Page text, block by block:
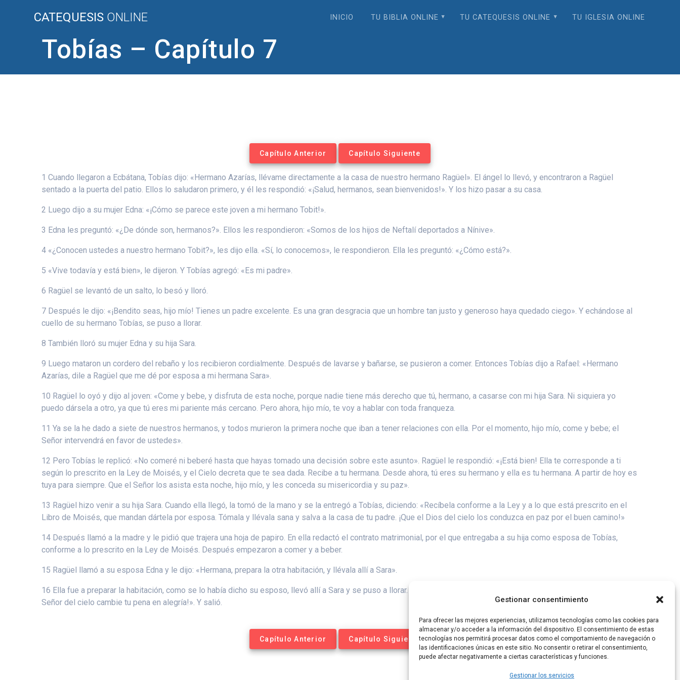
Gestionar consentimiento
Para ofrecer las mejores experiencias, utilizamos tecnologías como las cookies para
almacenar y/o acceder a la información del dispositivo. El consentimiento de estas
tecnologías nos permitirá procesar datos como el comportamiento de navegación o
las identificaciones únicas en este sitio. No consentir o retirar el consentimiento,
puede afectar negativamente a ciertas características y funciones.
Gestionar los servicios
CATEQUESIS ONLINE INICIO TU BIBLIA ONLINE TU CATEQUESIS ONLINE TU IGLESIA ONLINE
Tobías – Capítulo 7
Capítulo Anterior Capítulo Siguiente
1 Cuando llegaron a Ecbátana, Tobías dijo: «Hermano Azarías, llévame directamente a la casa de nuestro hermano Ragüel». El ángel lo llevó, y encontraron a Ragüel
sentado a la puerta del patio. Ellos lo saludaron primero, y él les respondió: «¡Salud, hermanos, sean bienvenidos!». Y los hizo pasar a su casa.
2 Luego dijo a su mujer Edna: «¡Cómo se parece este joven a mi hermano Tobit!».
3 Edna les preguntó: «¿De dónde son, hermanos?». Ellos les respondieron: «Somos de los hijos de Neftalí deportados a Nínive».
4 «¿Conocen ustedes a nuestro hermano Tobit?», les dijo ella. «Sí, lo conocemos», le respondieron. Ella les preguntó: «¿Cómo está?».
5 «Vive todavía y está bien», le dijeron. Y Tobías agregó: «Es mi padre».
6 Ragüel se levantó de un salto, lo besó y lloró.
7 Después le dijo: «¡Bendito seas, hijo mío! Tienes un padre excelente. Es una gran desgracia que un hombre tan justo y generoso haya quedado ciego». Y echándose al
cuello de su hermano Tobías, se puso a llorar.
8 También lloró su mujer Edna y su hija Sara.
9 Luego mataron un cordero del rebaño y los recibieron cordialmente. Después de lavarse y bañarse, se pusieron a comer. Entonces Tobías dijo a Rafael: «Hermano
Azarías, dile a Ragüel que me dé por esposa a mi hermana Sara».
10 Ragüel lo oyó y dijo al joven: «Come y bebe, y disfruta de esta noche, porque nadie tiene más derecho que tú, hermano, a casarse con mi hija Sara. Ni siquiera yo
puedo dársela a otro, ya que tú eres mi pariente más cercano. Pero ahora, hijo mío, te voy a hablar con toda franqueza.
11 Ya se la he dado a siete de nuestros hermanos, y todos murieron la primera noche que iban a tener relaciones con ella. Por el momento, hijo mío, come y bebe; el
Señor intervendrá en favor de ustedes».
12 Pero Tobías le replicó: «No comeré ni beberé hasta que hayas tomado una decisión sobre este asunto». Ragüel le respondió: «¡Está bien! Ella te corresponde a ti
según lo prescrito en la Ley de Moisés, y el Cielo decreta que te sea dada. Recibe a tu hermana. Desde ahora, tú eres su hermano y ella es tu hermana. A partir de hoy es
tuya para siempre. Que el Señor los asista esta noche, hijo mío, y les conceda su misericordia y su paz».
13 Ragüel hizo venir a su hija Sara. Cuando ella llegó, la tomó de la mano y se la entregó a Tobías, diciendo: «Recíbela conforme a la Ley y a lo que está prescrito en el
Libro de Moisés, que mandan dártela por esposa. Tómala y llévala sana y salva a la casa de tu padre. ¡Que el Dios del cielo los conduzca en paz por el buen camino!»
14 Después llamó a la madre y le pidió que trajera una hoja de papiro. En ella redactó el contrato matrimonial, por el que entregaba a su hija como esposa de Tobías,
conforme a lo prescrito en la Ley de Moisés. Después empezaron a comer y a beber.
15 Ragüel llamó a su esposa Edna y le dijo: «Hermana, prepara la otra habitación, y llévala allí a Sara».
16 Ella fue a preparar la habitación, como se lo había dicho su esposo, llevó allí a Sara y se puso a llorar. Luego enjugó sus lágrimas y le dijo: «¡Animo, hija mía! ¡Que el
Señor del cielo cambie tu pena en alegría!». Y salió.
Capítulo Anterior Capítulo Siguiente